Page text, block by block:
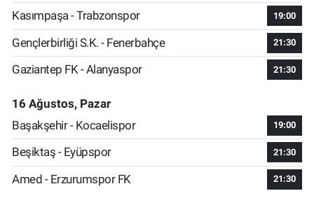
Kasımpaşa - Trabzonspor 19:00
Gençlerbirliği S.K. - Fenerbahçe 21:30
Gaziantep FK - Alanyaspor 21:30
16 Ağustos, Pazar
Başakşehir - Kocaelispor
19:00
Beşiktaş - Eyüpspor 21:30
Amed - Erzurumspor FK 21:30